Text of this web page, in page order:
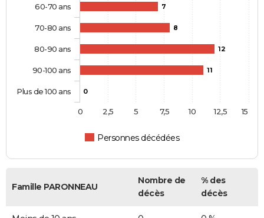
7
8
12
11
0
Personnes décédées
60-70 ans
70-80 ans
80-90 ans
90-100 ans
Plus de 100 ans
0 2,5 5 7,5 10 12,5 15
Famille PARONNEAU
Nombre de
décès
% des
décès